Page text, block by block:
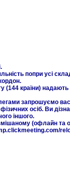
попри усі
(144 країни)
запрошуємо
осіб. Ви
іншого.
(офлайн та